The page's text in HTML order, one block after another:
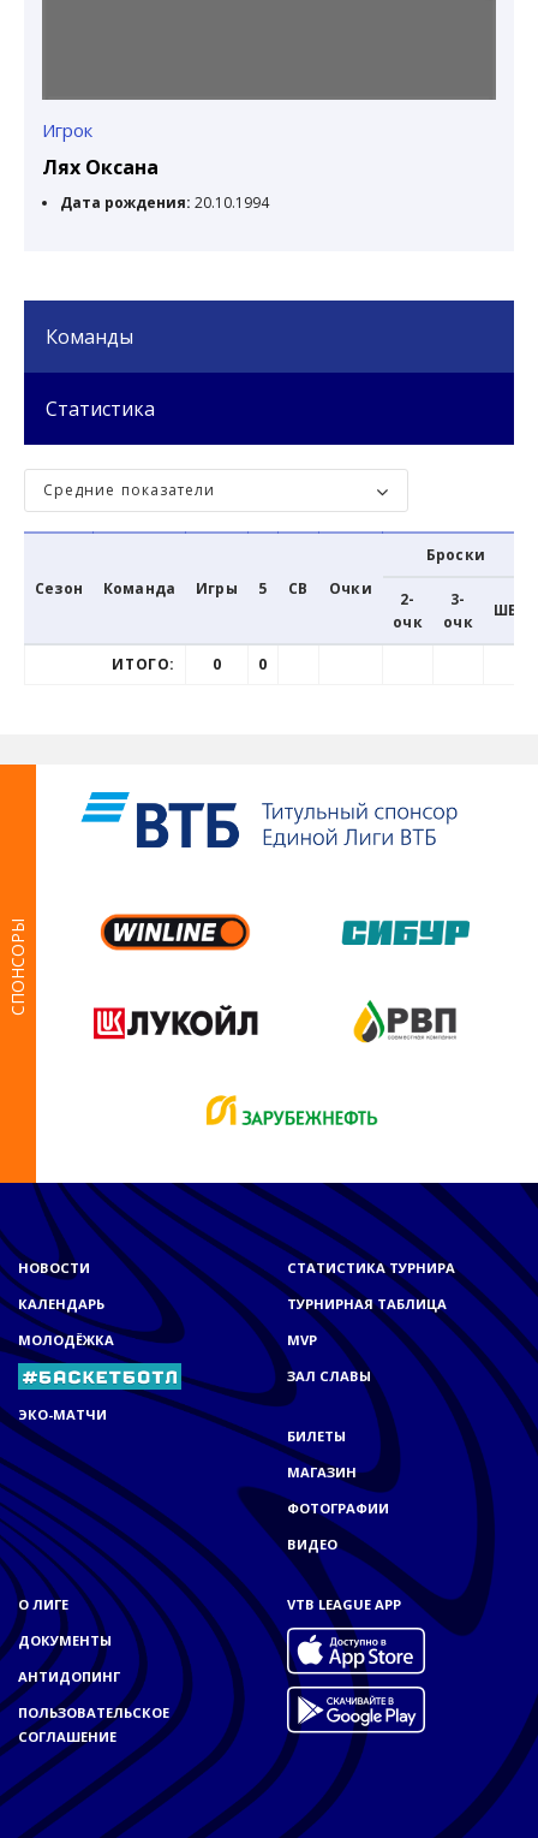
СПОНСОРЫ
НОВОСТИ
КАЛЕНДАРЬ
МОЛОДЁЖКА
ЭКО-МАТЧИ
СТАТИСТИКА ТУРНИРА
ТУРНИРНАЯ ТАБЛИЦА
MVP
ЗАЛ СЛАВЫ
БИЛЕТЫ
МАГАЗИН
ФОТОГРАФИИ
ВИДЕО
О ЛИГЕ
ДОКУМЕНТЫ
АНТИДОПИНГ
ПОЛЬЗОВАТЕЛЬСКОЕ
СОГЛАШЕНИЕ
VTB LEAGUE APP